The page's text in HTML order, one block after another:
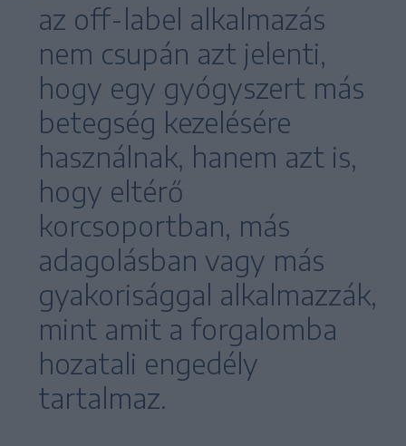
az off-label alkalmazás
nem csupán azt jelenti,
hogy egy gyógyszert más
betegség kezelésére
használnak, hanem azt is,
hogy eltérő
korcsoportban, más
adagolásban vagy más
gyakorisággal alkalmazzák,
mint amit a forgalomba
hozatali engedély
tartalmaz.